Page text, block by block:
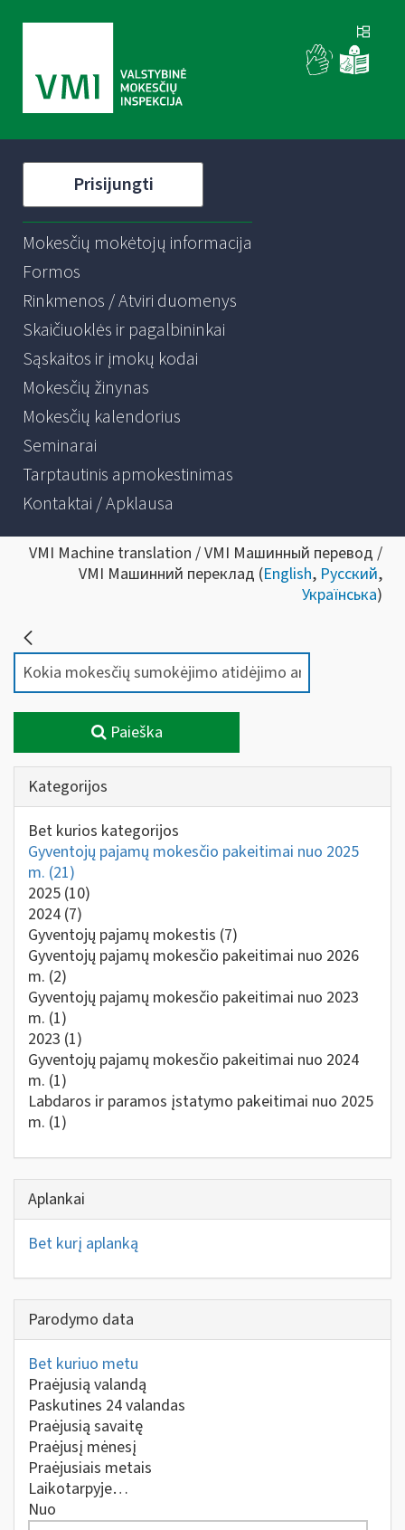
Prisijungti
Mokesčių mokėtojų informacija
Formos
Rinkmenos / Atviri duomenys
Skaičiuoklės ir pagalbininkai
Sąskaitos ir įmokų kodai
Mokesčių žinynas
Mokesčių kalendorius
Seminarai
Tarptautinis apmokestinimas
Kontaktai / Apklausa
VMI Machine translation / VMI Машинный перевод /
VMI Машинний переклад (English, Русский,
Українська)
Paieška
Kategorijos
Bet kurios kategorijos
Gyventojų pajamų mokesčio pakeitimai nuo 2025
m. (21)
2025 (10)
2024 (7)
Gyventojų pajamų mokestis (7)
Gyventojų pajamų mokesčio pakeitimai nuo 2026
m. (2)
Gyventojų pajamų mokesčio pakeitimai nuo 2023
m. (1)
2023 (1)
Gyventojų pajamų mokesčio pakeitimai nuo 2024
m. (1)
Labdaros ir paramos įstatymo pakeitimai nuo 2025
m. (1)
Aplankai
Bet kurį aplanką
Parodymo data
Bet kuriuo metu
Praėjusią valandą
Paskutines 24 valandas
Praėjusią savaitę
Praėjusį mėnesį
Praėjusiais metais
Laikotarpyje…
Nuo